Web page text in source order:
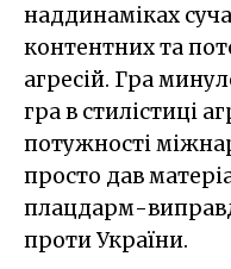
наддинаміках
контентних та
агресій. Гра
гра в стилістиці
потужності
просто дав
плацдарм-
проти України.